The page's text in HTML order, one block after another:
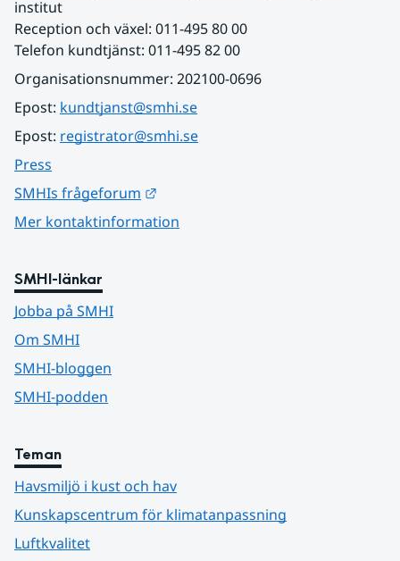
institut
Reception och växel: 011-495 80 00
Telefon kundtjänst: 011-495 82 00
Organisationsnummer: 202100-0696
Epost: kundtjanst@smhi.se
Epost: registrator@smhi.se
Press
SMHIs frågeforum
Mer kontaktinformation
SMHI-länkar
Jobba på SMHI
Om SMHI
SMHI-bloggen
SMHI-podden
Teman
Havsmiljö i kust och hav
Kunskapscentrum för klimatanpassning
Luftkvalitet